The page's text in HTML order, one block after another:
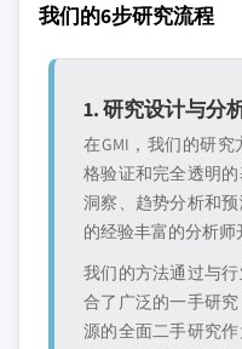
我们的6步研究流程
1. 研究设计与分
在GMI，我们的研
格验证和完全透明
洞察、趋势分析和
的经验丰富的分析师
我们的方法通过与
合了广泛的一手研
源的全面二手研究